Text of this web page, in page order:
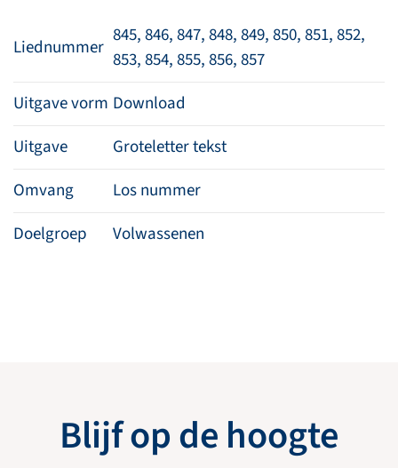
Liednummer
845, 846, 847, 848, 849, 850, 851, 852,
853, 854, 855, 856, 857
Uitgave vorm Download
Uitgave
Groteletter tekst
Omvang
Los nummer
Doelgroep
Volwassenen
Blijf op de hoogte